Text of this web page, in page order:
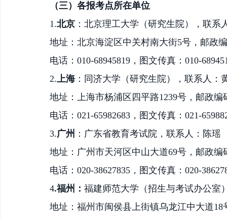
（三）各报考点所在单位
1.北京 ：北京理工大学（研究生院），联系
地址：北京海淀区中关村南大街5号，邮政
电话： 010-68945819，图文传真：010-
2.上海 ：同济大学（研究生院），联系人：
地址：上海市杨浦区四平路1239号，邮政编
电话： 021-65982683，图文传真：021-
3.广州 ：广东省教育考试院，联系人：陈瑶
地址：广州市天河区中山大道69号，邮政编
电话： 020-38627835，图文传真：020-
4.福州： 福建师范大学（招生与考试办公室
地址：福州市闽侯县上街镇乌龙江中大道18